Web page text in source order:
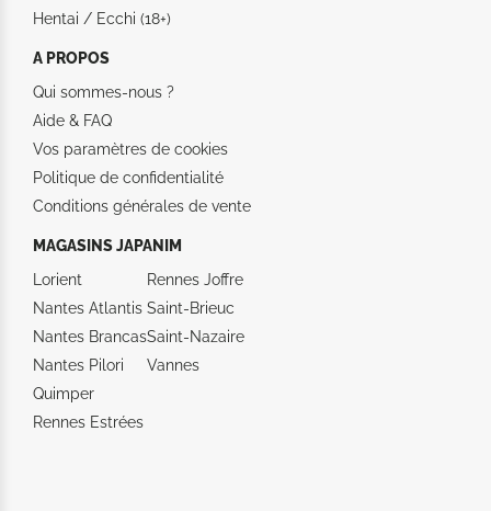
Hentai / Ecchi (18+)
A PROPOS
Qui sommes-nous ?
Aide & FAQ
Vos paramètres de cookies
Politique de confidentialité
Conditions générales de vente
MAGASINS JAPANIM
Lorient
Nantes Atlantis
Nantes Brancas
Nantes Pilori
Quimper
Rennes Estrées
Rennes Joffre
Saint-Brieuc
Saint-Nazaire
Vannes